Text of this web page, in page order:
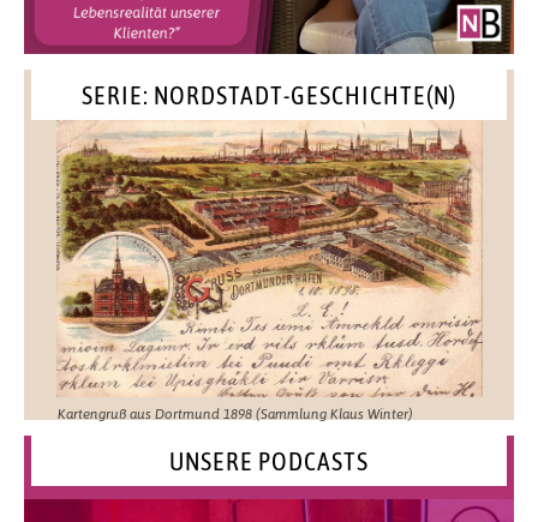
SERIE: NORDSTADT-GESCHICHTE(N)
Kartengruß aus Dortmund 1898 (Sammlung Klaus Winter)
UNSERE PODCASTS